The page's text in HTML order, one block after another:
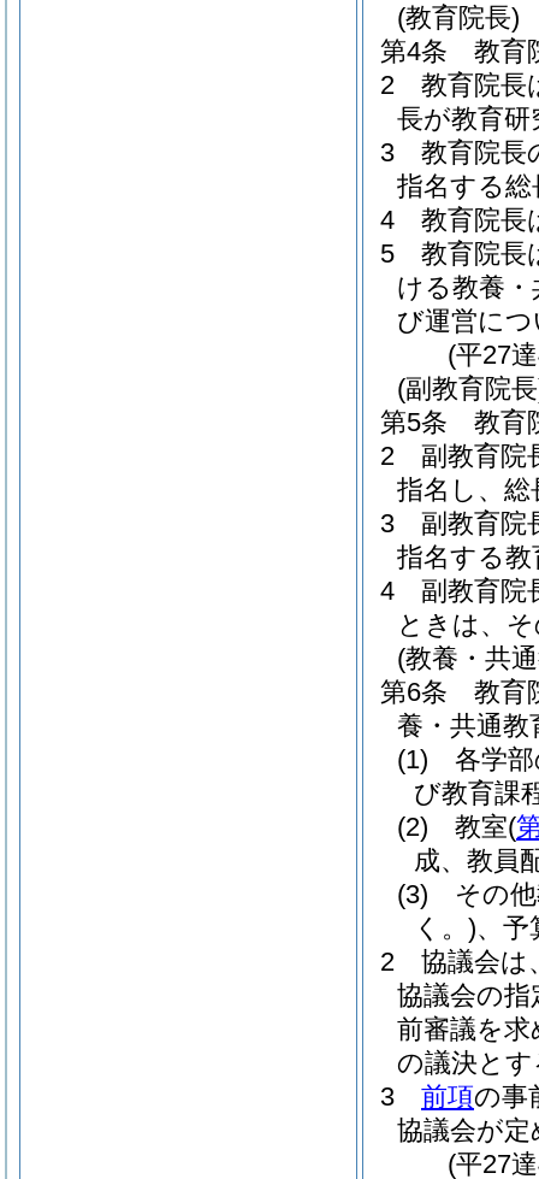
(教育院長)
第4条
教育
2
教育院長
長が教育
3
教育院長
指名する
4
教育院長
5
教育院長
ける教養
び運営に
(平27
(副教育院
第5条
教育
2
副教育院
指名し、
3
副教育院
指名する
4
副教育院
ときは、
(教養・共
第6条
教育
養・共通教
(1)
各学
び教育課
(2)
教室(
成、教員
(3)
その
く。)、予
2
協議会は
協議会の
前審議を
の議決と
3
前項の事
協議会が定
(平27